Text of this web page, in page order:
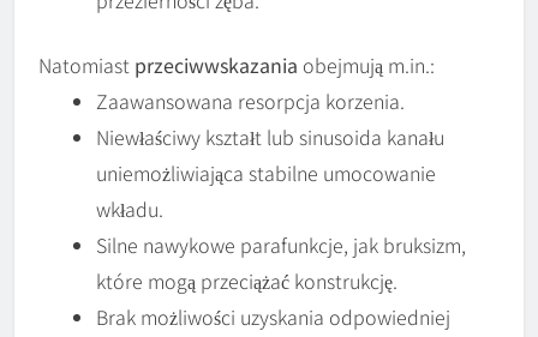
Natomiast przeciwwskazania obejmują m.in.:
Zaawansowana resorpcja korzenia.
Niewłaściwy kształt lub sinusoida kanału
uniemożliwiająca stabilne umocowanie
wkładu.
Silne nawykowe parafunkcje, jak bruksizm,
które mogą przeciążać konstrukcję.
Brak możliwości uzyskania odpowiedniej